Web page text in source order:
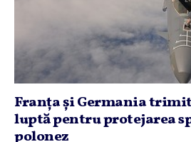
Franţa şi Germania
luptă pentru protejarea
polonez